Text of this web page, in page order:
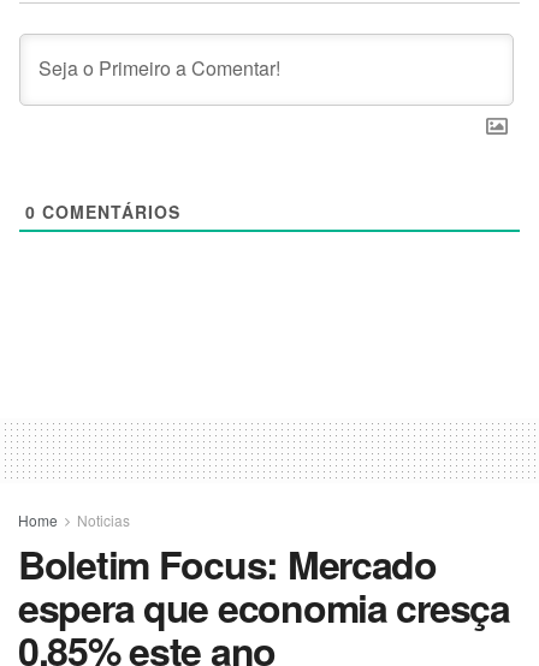
0 COMENTÁRIOS
Home Noticias
Boletim Focus: Mercado
espera que economia cresça
0,85% este ano